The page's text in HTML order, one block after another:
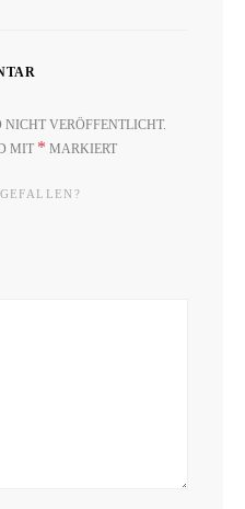
VERÖFFENTLICHT.
MIT * MARKIERT